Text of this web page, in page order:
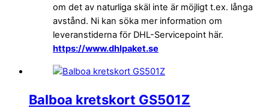
om det av naturliga skäl inte är möjligt t.ex. långa
avstånd. Ni kan söka mer information om
leveranstiderna för DHL-Servicepoint här.
https://www.dhlpaket.se
Balboa kretskort GS501Z